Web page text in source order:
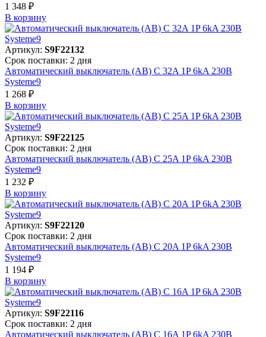
1 348 ₽
В корзинy
Артикул: S9F22132
Срок поставки: 2 дня
Автоматический выключатель (АВ) C 32A 1P 6kA 230В
Systeme9
1 268 ₽
В корзинy
Артикул: S9F22125
Срок поставки: 2 дня
Автоматический выключатель (АВ) C 25A 1P 6kA 230В
Systeme9
1 232 ₽
В корзинy
Артикул: S9F22120
Срок поставки: 2 дня
Автоматический выключатель (АВ) C 20A 1P 6kA 230В
Systeme9
1 194 ₽
В корзинy
Артикул: S9F22116
Срок поставки: 2 дня
Автоматический выключатель (АВ) C 16A 1P 6kA 230В